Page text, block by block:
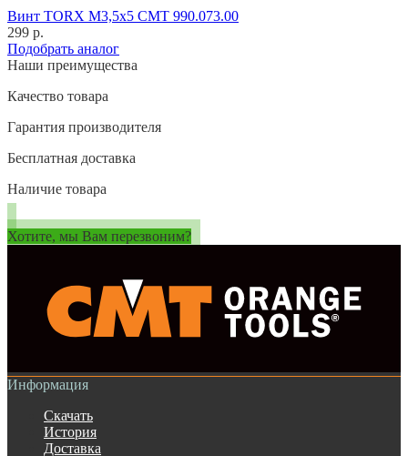
Винт TORX M3,5x5 CMT 990.073.00
299 р.
Подобрать аналог
Наши преимущества
Качество товара
Гарантия производителя
Бесплатная доставка
Наличие товара
Хотите, мы Вам перезвоним?
Информация
Скачать
История
Доставка